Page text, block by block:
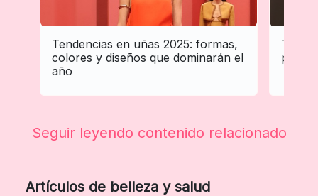
Tendencias en uñas 2025: formas,
colores y diseños que dominarán el
año
Seguir leyendo contenido relacionado
Artículos de belleza y salud